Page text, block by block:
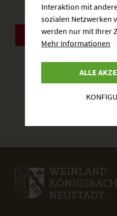
ZURÜCK
Interaktion mit
sozialen Netzwerken
werden nur mit Ihrer
Mehr Informationen
ALLE